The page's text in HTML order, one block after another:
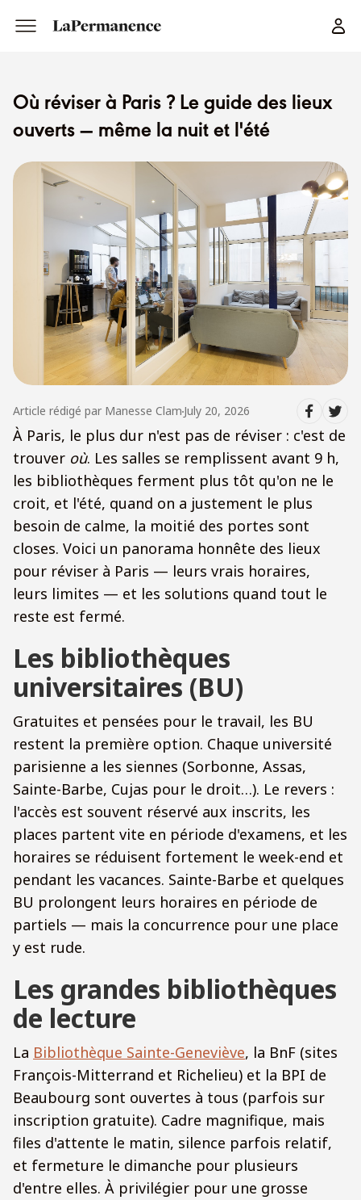
Où réviser à Paris ? Le guide des lieux
ouverts — même la nuit et l'été
Article rédigé par Manesse Clam July 20, 2026
À Paris, le plus dur n'est pas de réviser : c'est de
trouver où. Les salles se remplissent avant 9 h,
les bibliothèques ferment plus tôt qu'on ne le
croit, et l'été, quand on a justement le plus
besoin de calme, la moitié des portes sont
closes. Voici un panorama honnête des lieux
pour réviser à Paris — leurs vrais horaires,
leurs limites — et les solutions quand tout le
reste est fermé.
Les bibliothèques
universitaires (BU)
Gratuites et pensées pour le travail, les BU
restent la première option. Chaque université
parisienne a les siennes (Sorbonne, Assas,
Sainte-Barbe, Cujas pour le droit…). Le revers :
l'accès est souvent réservé aux inscrits, les
places partent vite en période d'examens, et les
horaires se réduisent fortement le week-end et
pendant les vacances. Sainte-Barbe et quelques
BU prolongent leurs horaires en période de
partiels — mais la concurrence pour une place
y est rude.
Les grandes bibliothèques
de lecture
La Bibliothèque Sainte-Geneviève, la BnF (sites
François-Mitterrand et Richelieu) et la BPI de
Beaubourg sont ouvertes à tous (parfois sur
inscription gratuite). Cadre magnifique, mais
files d'attente le matin, silence parfois relatif,
et fermeture le dimanche pour plusieurs
d'entre elles. À privilégier pour une grosse